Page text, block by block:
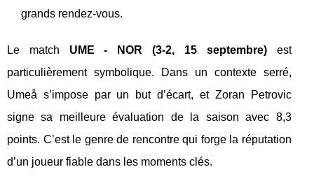
grands rendez-vous.
Le match UME - NOR (3-2, 15 septembre)est
particulièrement symbolique. Dans un contexte serré,
Umeå s’impose par un but d’écart, et Zoran Petrovic
signe sa meilleure évaluation de la saison avec 8,3
points. C’est le genre de rencontre qui forge la réputation
d’un joueur fiable dans les moments clés.